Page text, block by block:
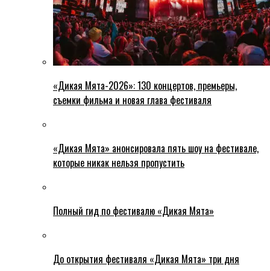
«Дикая Мята-2026»: 130 концертов, премьеры,
съемки фильма и новая глава фестиваля
«Дикая Мята» анонсировала пять шоу на фестивале,
которые никак нельзя пропустить
Полный гид по фестивалю «Дикая Мята»
До открытия фестиваля «Дикая Мята» три дня